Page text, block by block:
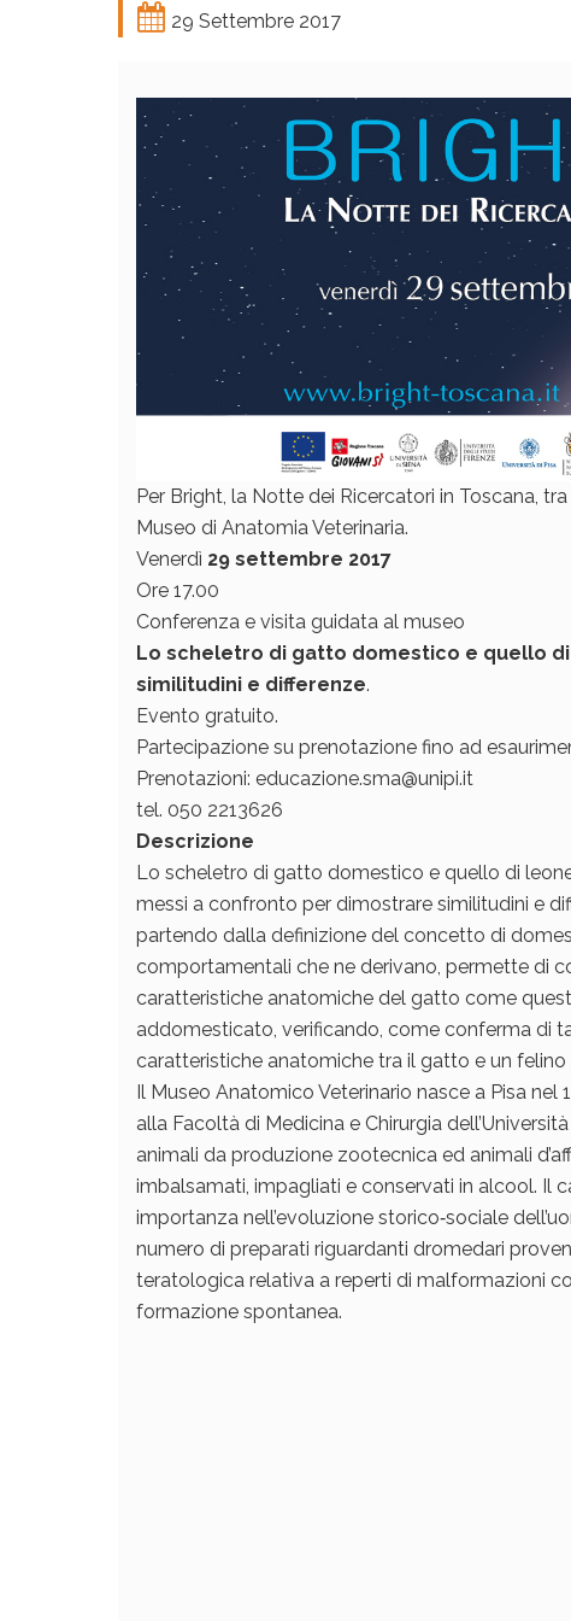
29 Settembre 2017
Per Bright, la Notte dei Ricercatori in Toscana,
Museo di Anatomia Veterinaria.
Venerdì 29 settembre 2017
Ore 17.00
Conferenza e visita guidata al museo
Lo scheletro di gatto domestico e quello
similitudini e differenze.
Evento gratuito.
Partecipazione su prenotazione fino ad
Prenotazioni: educazione.sma@unipi.it
tel. 050 2213626
Descrizione
Lo scheletro di gatto domestico e quello di
messi a confronto per dimostrare similitudini e
partendo dalla definizione del concetto di
comportamentali che ne derivano, permette di
caratteristiche anatomiche del gatto come
addomesticato, verificando, come conferma di
caratteristiche anatomiche tra il gatto e un felino
Il Museo Anatomico Veterinario nasce a Pisa
alla Facoltà di Medicina e Chirurgia
animali da produzione zootecnica ed animali
imbalsamati, impagliati e conservati in alcool. Il
importanza nell’evoluzione storico‐sociale
numero di preparati riguardanti dromedari
teratologica relativa a reperti di malformazioni
formazione spontanea.